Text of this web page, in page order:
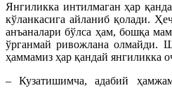
Янгиликка интилмаган ҳар
кўланкасига айланиб қолади.
анъаналари бўлса ҳам, бошқа
ўрганмай ривожлана олмайди.
ҳаммамиз ҳар қандай янгиликка
– Кузатишимча, адабий